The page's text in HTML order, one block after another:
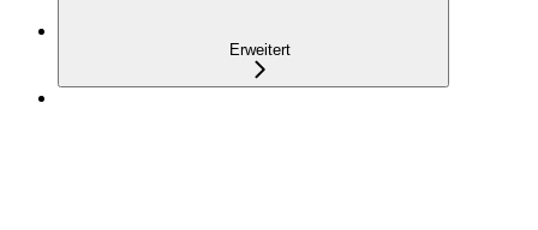
Erweitert